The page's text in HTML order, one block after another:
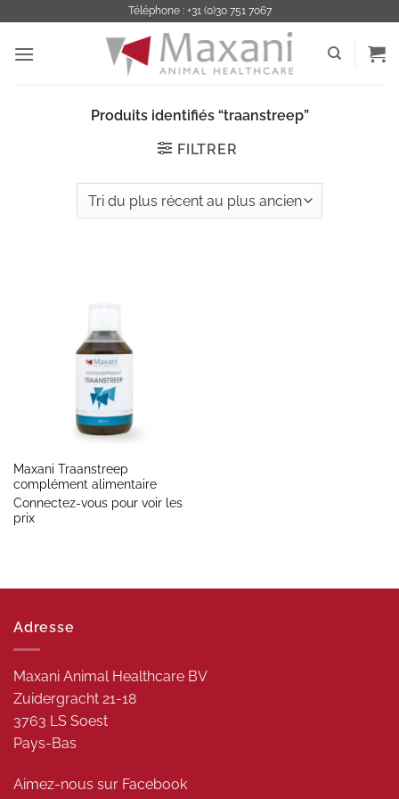
contenu
Téléphone : +31 (0)30 751 7067
Produits identifiés “traanstreep”
FILTRER
Maxani Traanstreep
complément alimentaire
Connectez-vous pour voir les
prix
Adresse
Maxani Animal Healthcare BV
Zuidergracht 21-18
3763 LS Soest
Pays-Bas
Aimez-nous sur Facebook